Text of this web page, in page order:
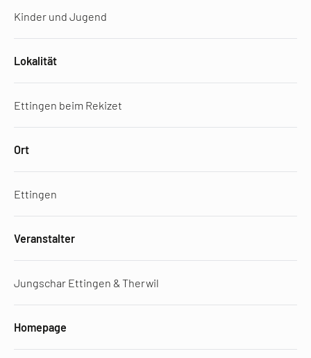
Kinder und Jugend
Lokalität
Ettingen beim Rekizet
Ort
Ettingen
Veranstalter
Jungschar Ettingen & Therwil
Homepage